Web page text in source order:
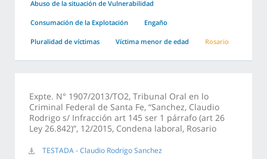
Abuso de la situación de Vulnerabilidad
Consumación de la Explotación Engaño
Pluralidad de víctimas Víctima menor de edad Rosario
Expte. N° 1907/2013/TO2, Tribunal Oral en lo
Criminal Federal de Santa Fe, “Sanchez, Claudio
Rodrigo s/ Infracción art 145 ser 1 párrafo (art 26
Ley 26.842)”, 12/2015, Condena laboral, Rosario
TESTADA - Claudio Rodrigo Sanchez